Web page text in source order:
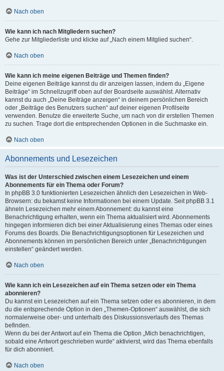
Nach oben
Wie kann ich nach Mitgliedern suchen?
Gehe zur Mitgliederliste und klicke auf „Nach einem Mitglied suchen“.
Nach oben
Wie kann ich meine eigenen Beiträge und Themen finden?
Deine eigenen Beiträge kannst du dir anzeigen lassen, indem du „Eigene
Beiträge“ im Schnellzugriff oben auf der Boardseite auswählst. Alternativ
kannst du auch „Deine Beiträge anzeigen“ in deinem persönlichen Bereich
oder „Beiträge des Benutzers suchen“ auf deiner eigenen Profilseite
verwenden. Benutze die erweiterte Suche, um nach von dir erstellen Themen
zu suchen. Trage dort die entsprechenden Optionen in die Suchmaske ein.
Nach oben
Abonnements und Lesezeichen
Was ist der Unterschied zwischen einem Lesezeichen und einem
Abonnements für ein Thema oder Forum?
In phpBB 3.0 funktionierten Lesezeichen ähnlich den Lesezeichen in Web-
Browsern: du bekamst keine Informationen bei einem Update. Seit phpBB 3.1
ähneln Lesezeichen mehr einem Abonnement: du kannst eine
Benachrichtigung erhalten, wenn ein Thema aktualisiert wird. Abonnements
hingegen informieren dich bei einer Aktualisierung eines Themas oder eines
Forums des Boards. Die Benachrichtigungsoptionen für Lesezeichen und
Abonnements können im persönlichen Bereich unter „Benachrichtigungen
einstellen“ geändert werden.
Nach oben
Wie kann ich ein Lesezeichen auf ein Thema setzen oder ein Thema
abonnieren?
Du kannst ein Lesezeichen auf ein Thema setzen oder es abonnieren, in dem
du die entsprechende Option in den „Themen-Optionen“ auswählst, die sich
normalerweise ober- und unterhalb des Diskussionsverlaufs des Themas
befinden.
Wenn du bei der Antwort auf ein Thema die Option „Mich benachrichtigen,
sobald eine Antwort geschrieben wurde“ aktivierst, wird das Thema ebenfalls
für dich abonniert.
Nach oben